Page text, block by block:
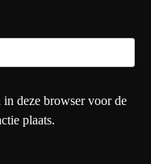
deze browser voor de
plaats.